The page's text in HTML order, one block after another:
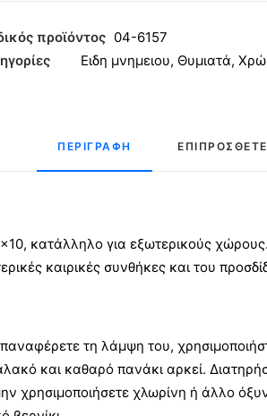
προϊόντος 04-6157
Ειδη μνημειου, Θυμιατά,
ΠΕΡΙΓΡΑΦΉ
κατάλληλο για εξωτερικούς
καιρικές συνθήκες και του
τη λάμψη του,
και καθαρό πανάκι αρκεί.
χρησιμοποιήσετε χλωρίνη ή άλλο